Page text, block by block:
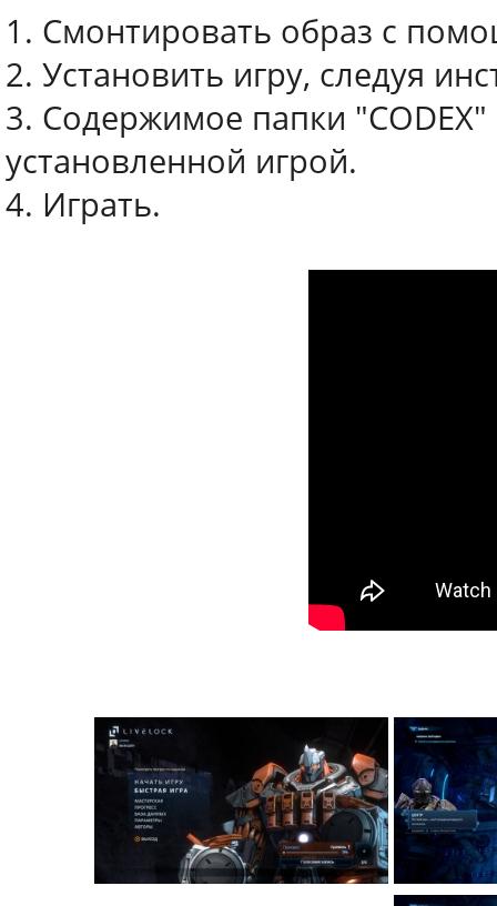
1. Смонтировать образ с
2. Установить игру, следуя
3. Содержимое папки
установленной игрой.
4. Играть.